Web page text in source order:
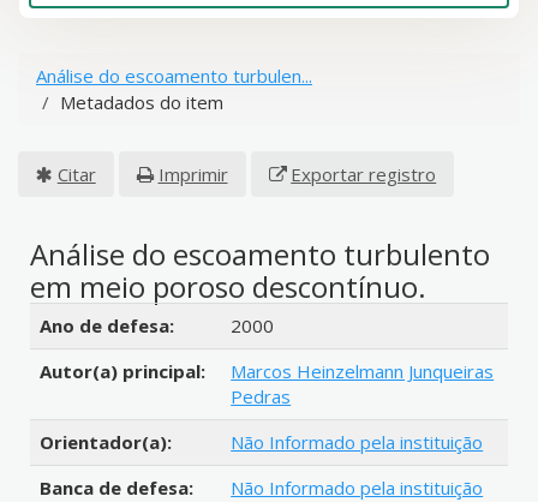
Análise do escoamento turbulen...
Metadados do item
Citar Imprimir Exportar registro
Análise do escoamento turbulento
em meio poroso descontínuo.
Detalhes bibliográficos
Ano de defesa:
2000
Autor(a) principal:
Marcos Heinzelmann Junqueiras
Pedras
Orientador(a):
Não Informado pela instituição
Banca de defesa:
Não Informado pela instituição